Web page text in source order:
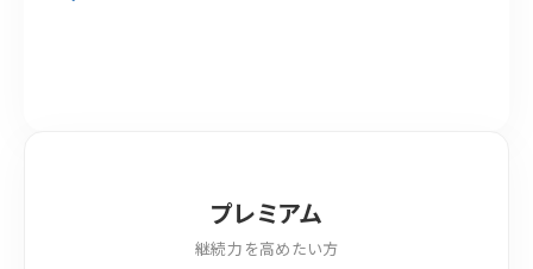
プレミアム
継続力を高めたい方